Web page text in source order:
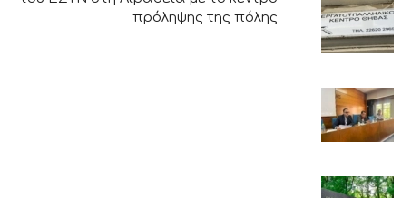
πρόληψης της πόλης